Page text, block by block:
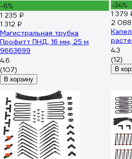
-6%
1 235 ₽
1 312 ₽
Магистральная трубка
Профитт ПНД, 16 мм, 25 м
9663699
4.6
(107)
В корзину
-34%
1 379
2
4.3
(12)
В